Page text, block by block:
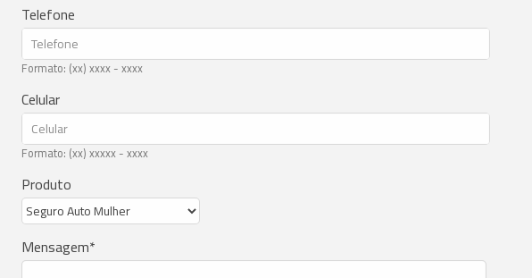
Telefone
Formato: (xx) xxxx - xxxx
Celular
Formato: (xx) xxxxx - xxxx
Produto
Mensagem